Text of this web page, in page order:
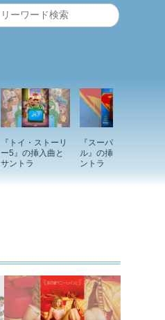
『トイ・ストーリ
ー5』の挿入曲と
サントラ
『スーパーガー
ル』の挿入曲とサ
ントラ